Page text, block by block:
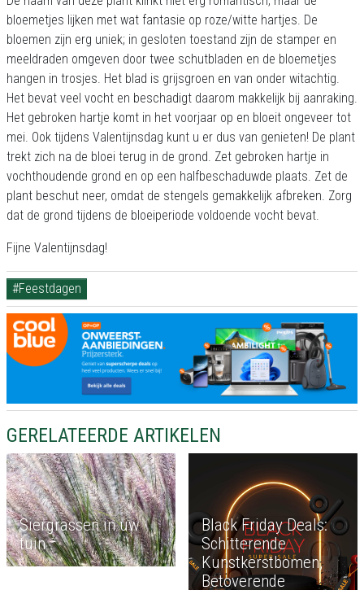
bloemetjes lijken met wat fantasie op roze/witte hartjes. De
bloemen zijn erg uniek; in gesloten toestand zijn de stamper en
meeldraden omgeven door twee schutbladen en de bloemetjes
hangen in trosjes. Het blad is grijsgroen en van onder witachtig.
Het bevat veel vocht en beschadigt daarom makkelijk bij aanraking.
Het gebroken hartje komt in het voorjaar op en bloeit ongeveer tot
mei. Ook tijdens Valentijnsdag kunt u er dus van genieten! De plant
trekt zich na de bloei terug in de grond. Zet gebroken hartje in
vochthoudende grond en op een halfbeschaduwde plaats. Zet de
plant beschut neer, omdat de stengels gemakkelijk afbreken. Zorg
dat de grond tijdens de bloeiperiode voldoende vocht bevat.
Fijne Valentijnsdag!
#Feestdagen
GERELATEERDE ARTIKELEN
Siergrassen in uw
tuin
Black Friday Deals:
Schitterende
Kunstkerstbomen,
Betoverende